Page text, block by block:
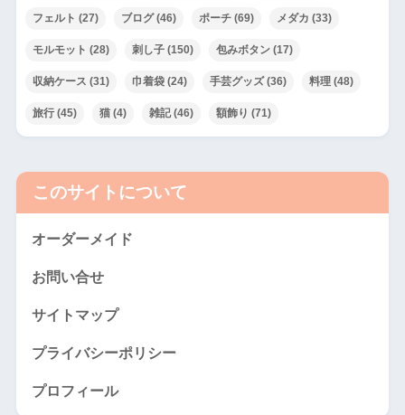
フェルト (27) ブログ(46) ポーチ(69) メダカ (33)
モルモット (28) 刺し子(150) 包みボタン(17)
収納ケース (31) 巾着袋(24) 手芸グッズ(36) 料理(48)
旅行(45) 猫(4) 雑記(46) 額飾り (71)
このサイトについて
オーダーメイド
お問い合せ
サイトマップ
プライバシーポリシー
プロフィール